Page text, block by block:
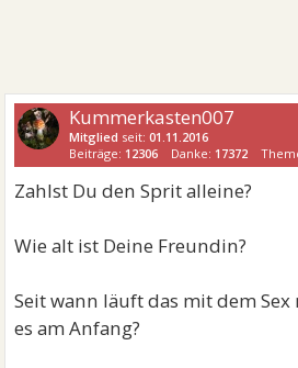
Kummerkasten007
Mitglied seit:01.11.2016
Beiträge: 12306 Danke: 17372
Zahlst Du den Sprit alleine?
Wie alt ist Deine Freundin?
Seit wann läuft das mit dem
es am Anfang?